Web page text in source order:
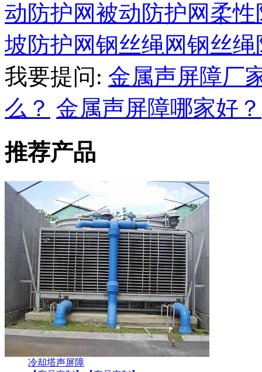
动防护网被动防护网柔性
坡防护网钢丝绳网钢丝绳
我要提问: 金属声屏障厂
么？ 金属声屏障哪家好？
推荐产品
冷却塔声屏障